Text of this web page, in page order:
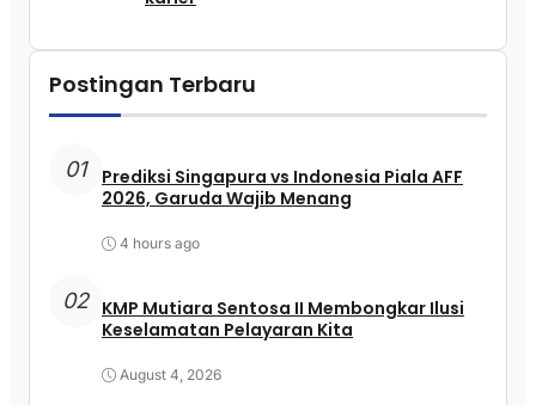
Postingan Terbaru
01
Prediksi Singapura vs Indonesia Piala AFF
2026, Garuda Wajib Menang
4 hours ago
02 KMP Mutiara Sentosa II Membongkar Ilusi
Keselamatan Pelayaran Kita
August 4, 2026